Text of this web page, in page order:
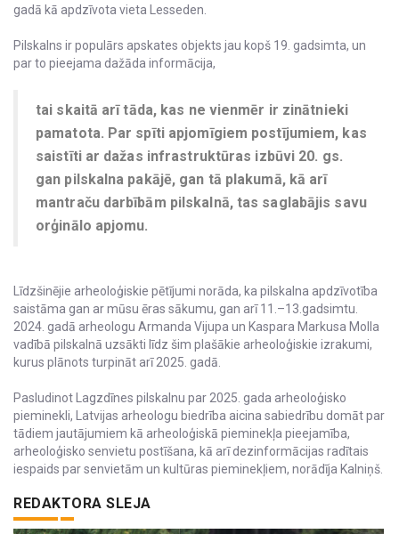
gadā kā apdzīvota vieta Lesseden.
Pilskalns ir populārs apskates objekts jau kopš 19. gadsimta, un
par to pieejama dažāda informācija,
tai skaitā arī tāda, kas ne vienmēr ir zinātnieki
pamatota. Par spīti apjomīgiem postījumiem, kas
saistīti ar dažas infrastruktūras izbūvi 20. gs.
gan pilskalna pakājē, gan tā plakumā, kā arī
mantraču darbībām pilskalnā, tas saglabājis savu
orģinālo apjomu.
Līdzšinējie arheoloģiskie pētījumi norāda, ka pilskalna apdzīvotība
saistāma gan ar mūsu ēras sākumu, gan arī 11.–13.gadsimtu.
2024. gadā arheologu Armanda Vijupa un Kaspara Markusa Molla
vadībā pilskalnā uzsākti līdz šim plašākie arheoloģiskie izrakumi,
kurus plānots turpināt arī 2025. gadā.
Pasludinot Lagzdīnes pilskalnu par 2025. gada arheoloģisko
pieminekli, Latvijas arheologu biedrība aicina sabiedrību domāt par
tādiem jautājumiem kā arheoloģiskā pieminekļa pieejamība,
arheoloģisko senvietu postīšana, kā arī dezinformācijas radītais
iespaids par senvietām un kultūras pieminekļiem, norādīja Kalniņš.
REDAKTORA SLEJA